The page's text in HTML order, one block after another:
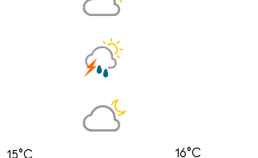
15°C 16°C